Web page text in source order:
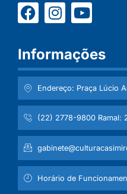
Informações
Endereço: Praça Lúcio
(22) 2778-9800 Ramal:
Horário de